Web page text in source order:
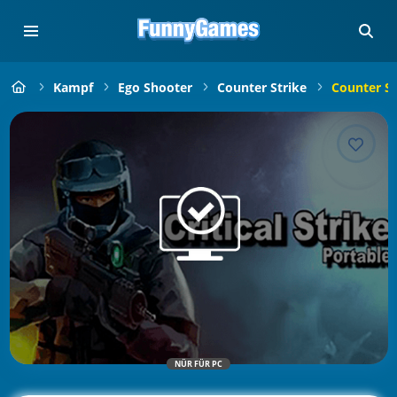
Kampf Ego Shooter Counter Strike Counter
NÜR FÜR PC